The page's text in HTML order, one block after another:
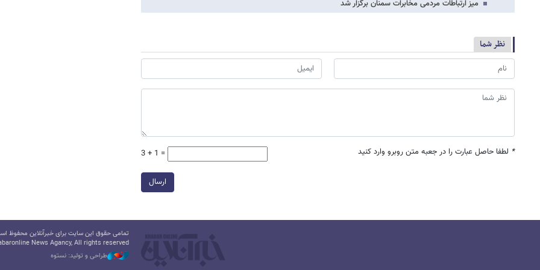
میز ارتباطات مردمی مخابرات سمنان برگزار شد
نظر شما
* لطفا حاصل عبارت را در جعبه متن روبرو وارد کنید 3 + 1 =
ارسال
تمامی حقوق این سایت برای خبرآنلاین محفوظ
News Agancy, All rights reserved
طراحی و تولید: نستوه